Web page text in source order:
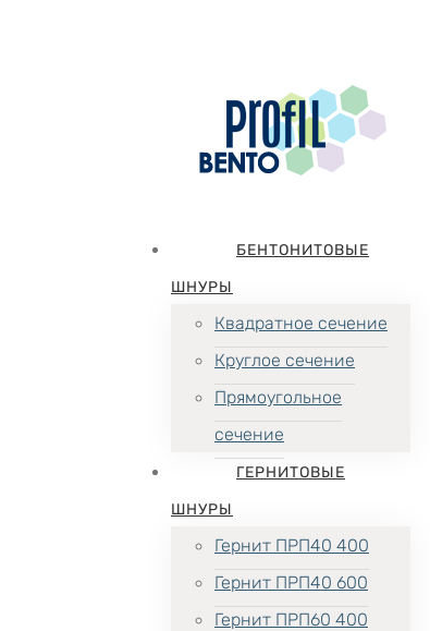
БЕНТОНИТОВЫЕ
ШНУРЫ
Квадратное сечение
Круглое сечение
Прямоугольное
сечение
ГЕРНИТОВЫЕ
ШНУРЫ
Гернит ПРП40 400
Гернит ПРП40 600
Гернит ПРП60 400